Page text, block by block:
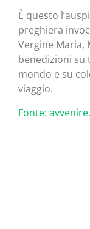
È questo
preghiera
Vergine Maria,
benedizioni su
mondo e su
viaggio.
Fonte: